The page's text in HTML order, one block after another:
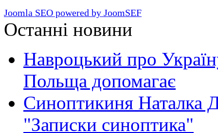
Joomla SEO powered by JoomSEF
Останні новини
Навроцький про
Польща допомагає
Синоптикиня Наталка
"Записки синоптика"